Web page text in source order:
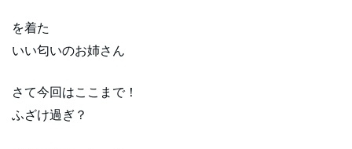
を着た
いい匂いのお姉さん
さて今回はここまで！
ふざけ過ぎ？